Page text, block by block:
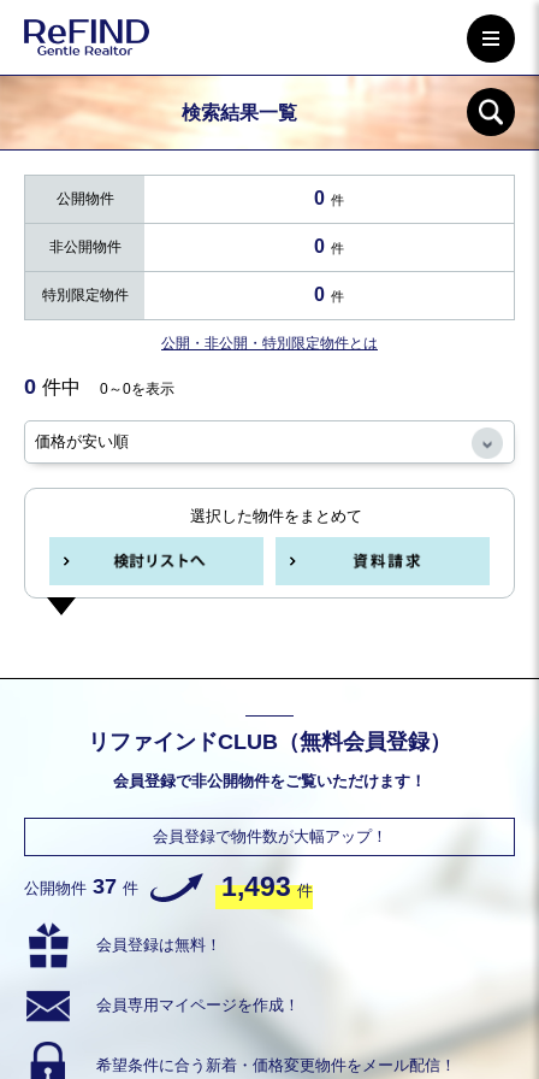
検索結果一覧
公開物件 0 件
非公開物件 0 件
特別限定物件 0 件
公開・非公開・特別限定物件とは
0 件中 0～0を表示
選択した物件をまとめて
リファインドCLUB（無料会員登録）
会員登録で非公開物件をご覧いただけます！
会員登録で物件数が大幅アップ！
公開物件 37 件 1,493 件
会員登録は無料！
会員専用 マイページを作成！
希望条件に合う 新着・価格変更物件をメール配信！